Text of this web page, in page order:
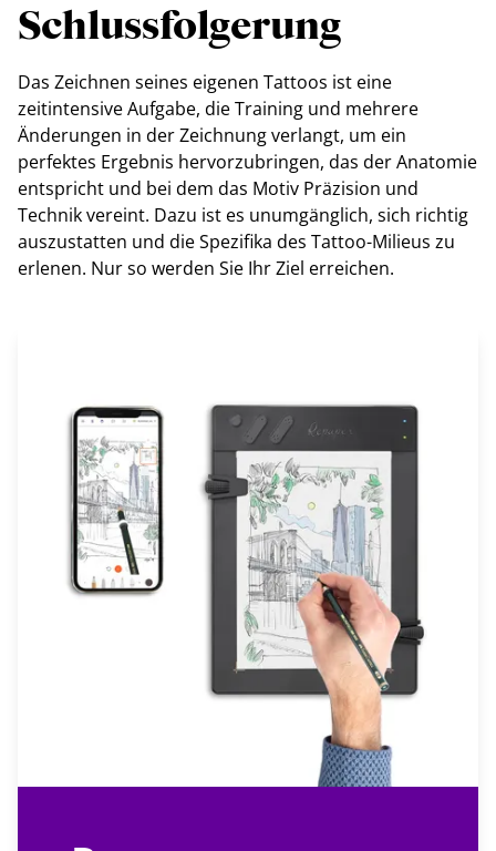
Schlussfolgerung
Das Zeichnen seines eigenen Tattoos ist eine
zeitintensive Aufgabe, die Training und mehrere
Änderungen in der Zeichnung verlangt, um ein
perfektes Ergebnis hervorzubringen, das der Anatomie
entspricht und bei dem das Motiv Präzision und
Technik vereint. Dazu ist es unumgänglich, sich richtig
auszustatten und die Spezifika des Tattoo-Milieus zu
erlenen. Nur so werden Sie Ihr Ziel erreichen.